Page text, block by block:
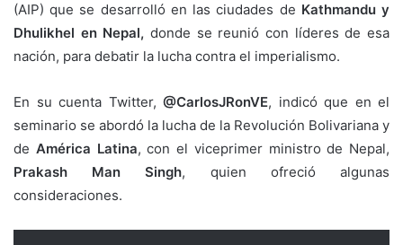
(AIP) que se desarrolló en las ciudades de Kathmandu y
Dhulikhel en Nepal, donde se reunió con líderes de esa
nación, para debatir la lucha contra el imperialismo.
En su cuenta Twitter, @CarlosJRonVE, indicó que en el
seminario se abordó la lucha de la Revolución Bolivariana y
de América Latina, con el viceprimer ministro de Nepal,
Prakash Man Singh, quien ofreció algunas
consideraciones.